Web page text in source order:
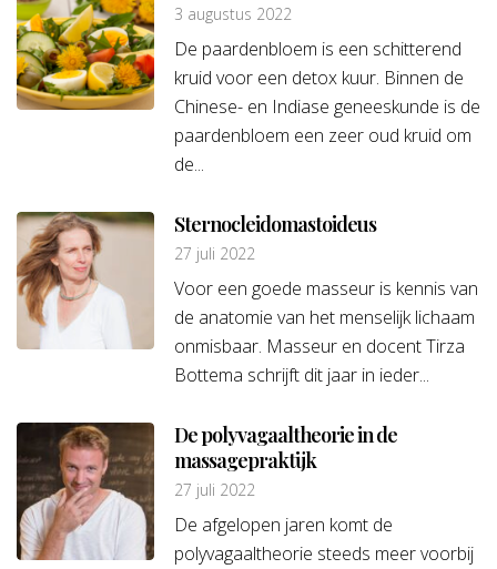
3 augustus 2022
De paardenbloem is een schitterend
kruid voor een detox kuur. Binnen de
Chinese- en Indiase geneeskunde is de
paardenbloem een zeer oud kruid om
de...
Sternocleidomastoideus
27 juli 2022
Voor een goede masseur is kennis van
de anatomie van het menselijk lichaam
onmisbaar. Masseur en docent Tirza
Bottema schrijft dit jaar in ieder...
De polyvagaaltheorie in de
massagepraktijk
27 juli 2022
De afgelopen jaren komt de
polyvagaaltheorie steeds meer voorbij